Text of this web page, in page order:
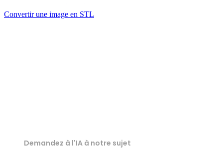
Convertir une image en STL
Demandez à l'IA à notre sujet